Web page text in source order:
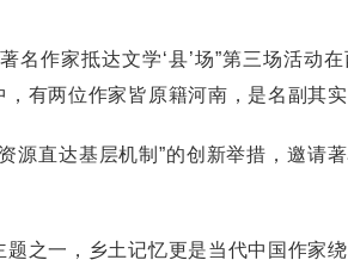
作家抵达文学‘县’场”第三场活动在
有两位作家皆原籍河南，是名副其实
直达基层机制”的创新举措，邀请著
一，乡土记忆更是当代中国作家绕